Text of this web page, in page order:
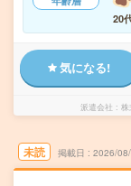
20
気になる!
派遣会社 株
未読 掲載日 2026/